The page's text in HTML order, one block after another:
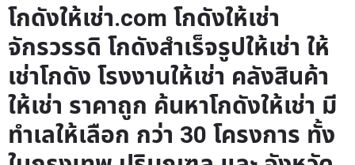
โกดังให้เช่า.com โกดังให้เช่า
จักรวรรดิ โกดังสำเร็จรูปให้เช่า ให้
เช่าโกดัง โรงงานให้เช่า คลังสินค้า
ให้เช่า ราคาถูก ค้นหาโกดังให้เช่า มี
ทำเลให้เลือก กว่า 30 โครงการ ทั้ง